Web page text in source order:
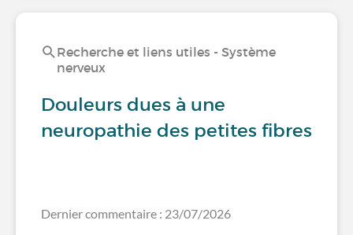
Recherche et liens utiles - Système
nerveux
Douleurs dues à une
neuropathie des petites fibres
Dernier commentaire : 23/07/2026